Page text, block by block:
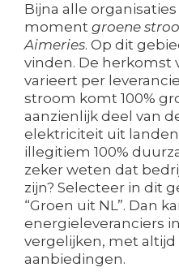
Bijna alle
moment groene
Aimeries. Op dit
vinden. De herkomst
varieert per
stroom komt 100%
aanzienlijk deel van
elektriciteit uit
illegitiem 100%
zeker weten dat
zijn? Selecteer in dit
“Groen uit NL”. Dan
energieleveranciers
vergelijken, met altijd
aanbiedingen.